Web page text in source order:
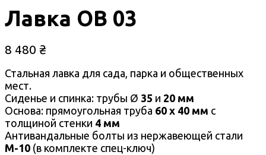
Лавка ОВ 03
8 480 ₴
Стальная лавка для сада, парка и общественных
мест.
Сиденье и спинка: трубы Ø 35 и 20 мм
Основа: прямоугольная труба 60 х 40 мм с
толщиной стенки 4 мм
Антивандальные болты из нержавеющей стали
М-10 (в комплекте спец-ключ)